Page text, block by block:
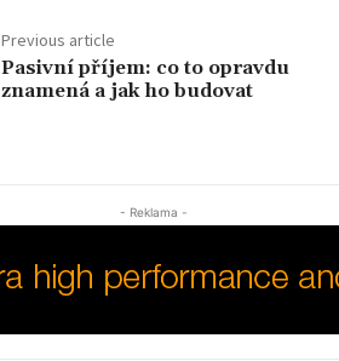
Previous article
Pasivní příjem: co to opravdu
znamená a jak ho budovat
- Reklama -